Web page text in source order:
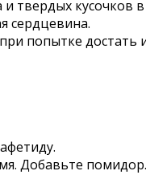
твердых
сердцевина.
попытке достать
Добавьте